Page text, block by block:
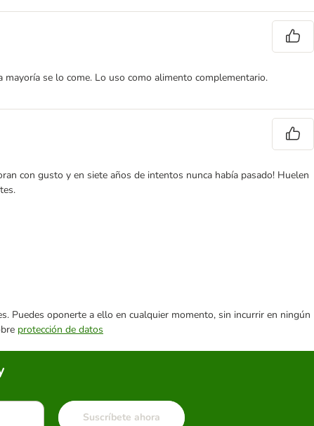
se lo come. Lo uso como alimento complementario.
con gusto y en siete años de intentos nunca había pasado! Huelen
Puedes oponerte a ello en cualquier momento, sin incurrir en ningún
protección de datos
Suscríbete ahora